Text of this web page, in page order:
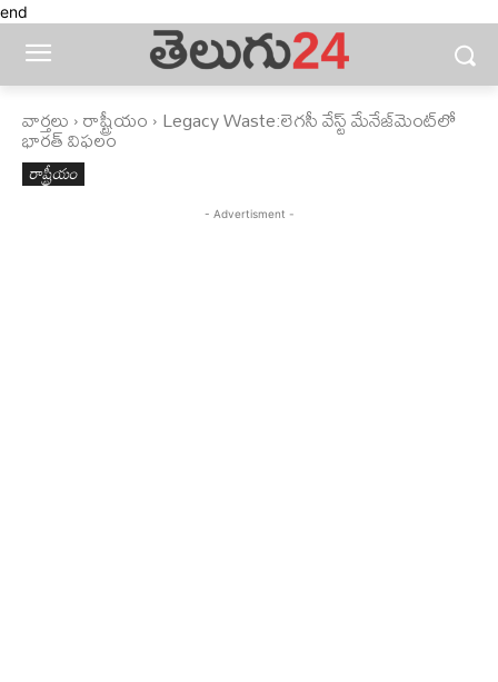
end
వార్తలు రాష్ట్రీయం Legacy Waste:లెగసీ వేస్ట్ మేనేజ్‌మెంట్‌లో
భారత్ విఫలం
రాష్ట్రీయం
- Advertisment -